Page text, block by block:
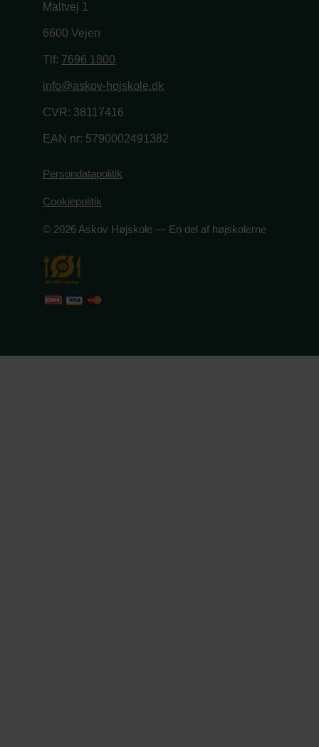
Maltvej 1
6600 Vejen
Tlf: 7696 1800
info@askov-hojskole.dk
CVR: 38117416
EAN nr: 5790002491382
Persondatapolitik
Cookiepolitik
© 2026 Askov Højskole — En del af højskolerne